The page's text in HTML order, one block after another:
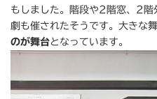
もしました。階段や2階窓、2階
劇も催されたそうです。大きな
のが舞台となっています。